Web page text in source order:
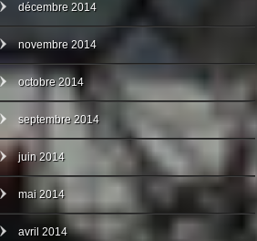
décembre 2014
novembre 2014
octobre 2014
septembre 2014
juin 2014
mai 2014
avril 2014